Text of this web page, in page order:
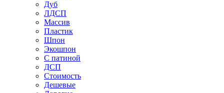
Дуб
ЛДСП
Массив
Пластик
Шпон
Экошпон
С патиной
ДСП
Стоимость
Дешевые